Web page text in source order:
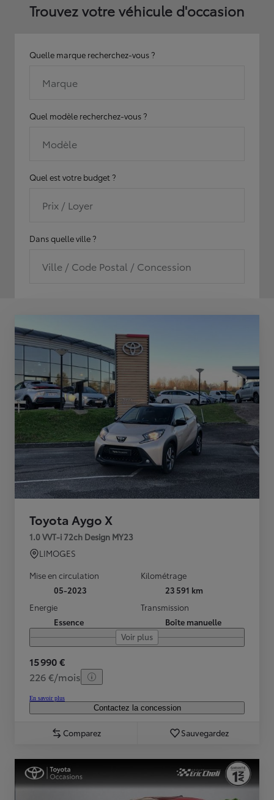
Trouvez votre véhicule d'occasion
Quelle marque recherchez-vous ?
Marque
Quel modèle recherchez-vous ?
Modèle
Quel est votre budget ?
Prix / Loyer
Dans quelle ville ?
Ville / Code Postal / Concession
Toyota Aygo X
1.0 VVT-i 72ch Design MY23
LIMOGES
Mise en circulation
05-2023
Kilométrage
23 591 km
Energie
Essence
Transmission
Boîte manuelle
Voir plus
15 990 €
226 €/mois
En savoir plus
Contactez la concession
Comparez Sauvegardez